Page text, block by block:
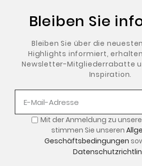
Bleiben Sie
Bleiben Sie über die
Highlights informiert,
Newsletter-Mitgliederrabatte
Inspiration.
Mit der Anmeldung zu
stimmen Sie unseren
Geschäftsbedingungen